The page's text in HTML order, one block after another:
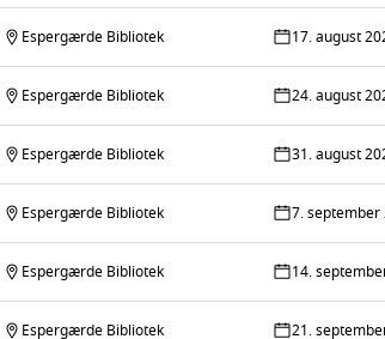
Espergærde Bibliotek 17. august
Espergærde Bibliotek 24. august
Espergærde Bibliotek 31. august
Espergærde Bibliotek 7. september
Espergærde Bibliotek 14.
Espergærde Bibliotek 21.